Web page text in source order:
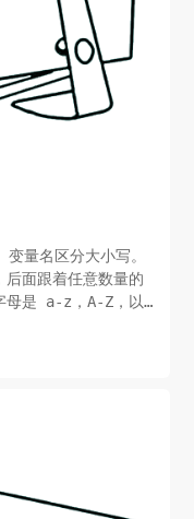
量名区分大小写。
后面跟着任意数量的
母是 a-z，A-Z，以
//非法的$a